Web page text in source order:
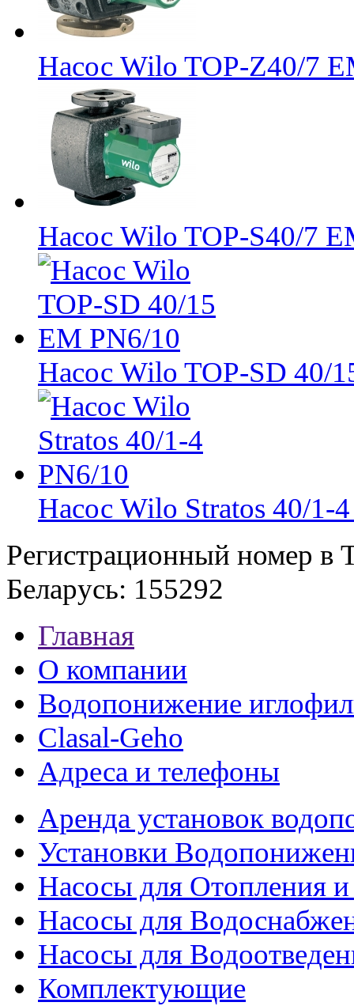
Насос Wilo TOP-Z40/7
Насос Wilo TOP-S40/7
Насос Wilo TOP-SD 40/
Насос Wilo Stratos 40/1-
Регистрационный номер в
Беларусь: 155292
Главная
О компании
Водопонижение
Clasal-Geho
Адреса и телефоны
Аренда установок
Установки
Насосы для Отопления
Насосы для
Насосы для
Комплектующие